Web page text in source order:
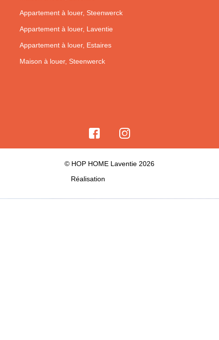
Appartement à louer, Steenwerck
Appartement à louer, Laventie
Appartement à louer, Estaires
Maison à louer, Steenwerck
© HOP HOME Laventie 2026
Réalisation